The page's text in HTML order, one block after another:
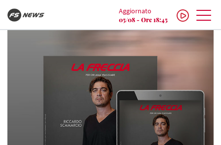
Aggiornato
05/08 - Ore 18:45